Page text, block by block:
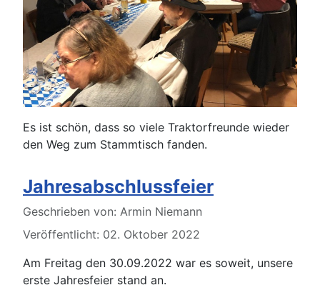
Es ist schön, dass so viele Traktorfreunde wieder
den Weg zum Stammtisch fanden.
Jahresabschlussfeier
Details
Geschrieben von: Armin Niemann
Veröffentlicht: 02. Oktober 2022
Am Freitag den 30.09.2022 war es soweit, unsere
erste Jahresfeier stand an.